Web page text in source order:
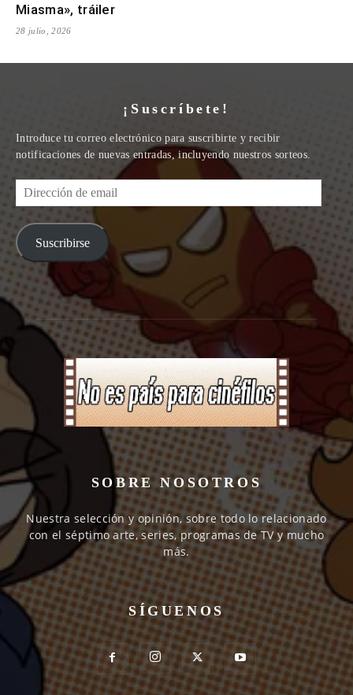
Miasma», tráiler
28 julio, 2026
¡Suscríbete!
Introduce tu correo electrónico para suscribirte y recibir
notificaciones de nuevas entradas, incluyendo nuestros sorteos.
Dirección
de
email
Suscribirse
SOBRE NOSOTROS
Nuestra selección y opinión, sobre todo lo relacionado
con el séptimo arte, series, programas de TV y mucho
más.
SÍGUENOS